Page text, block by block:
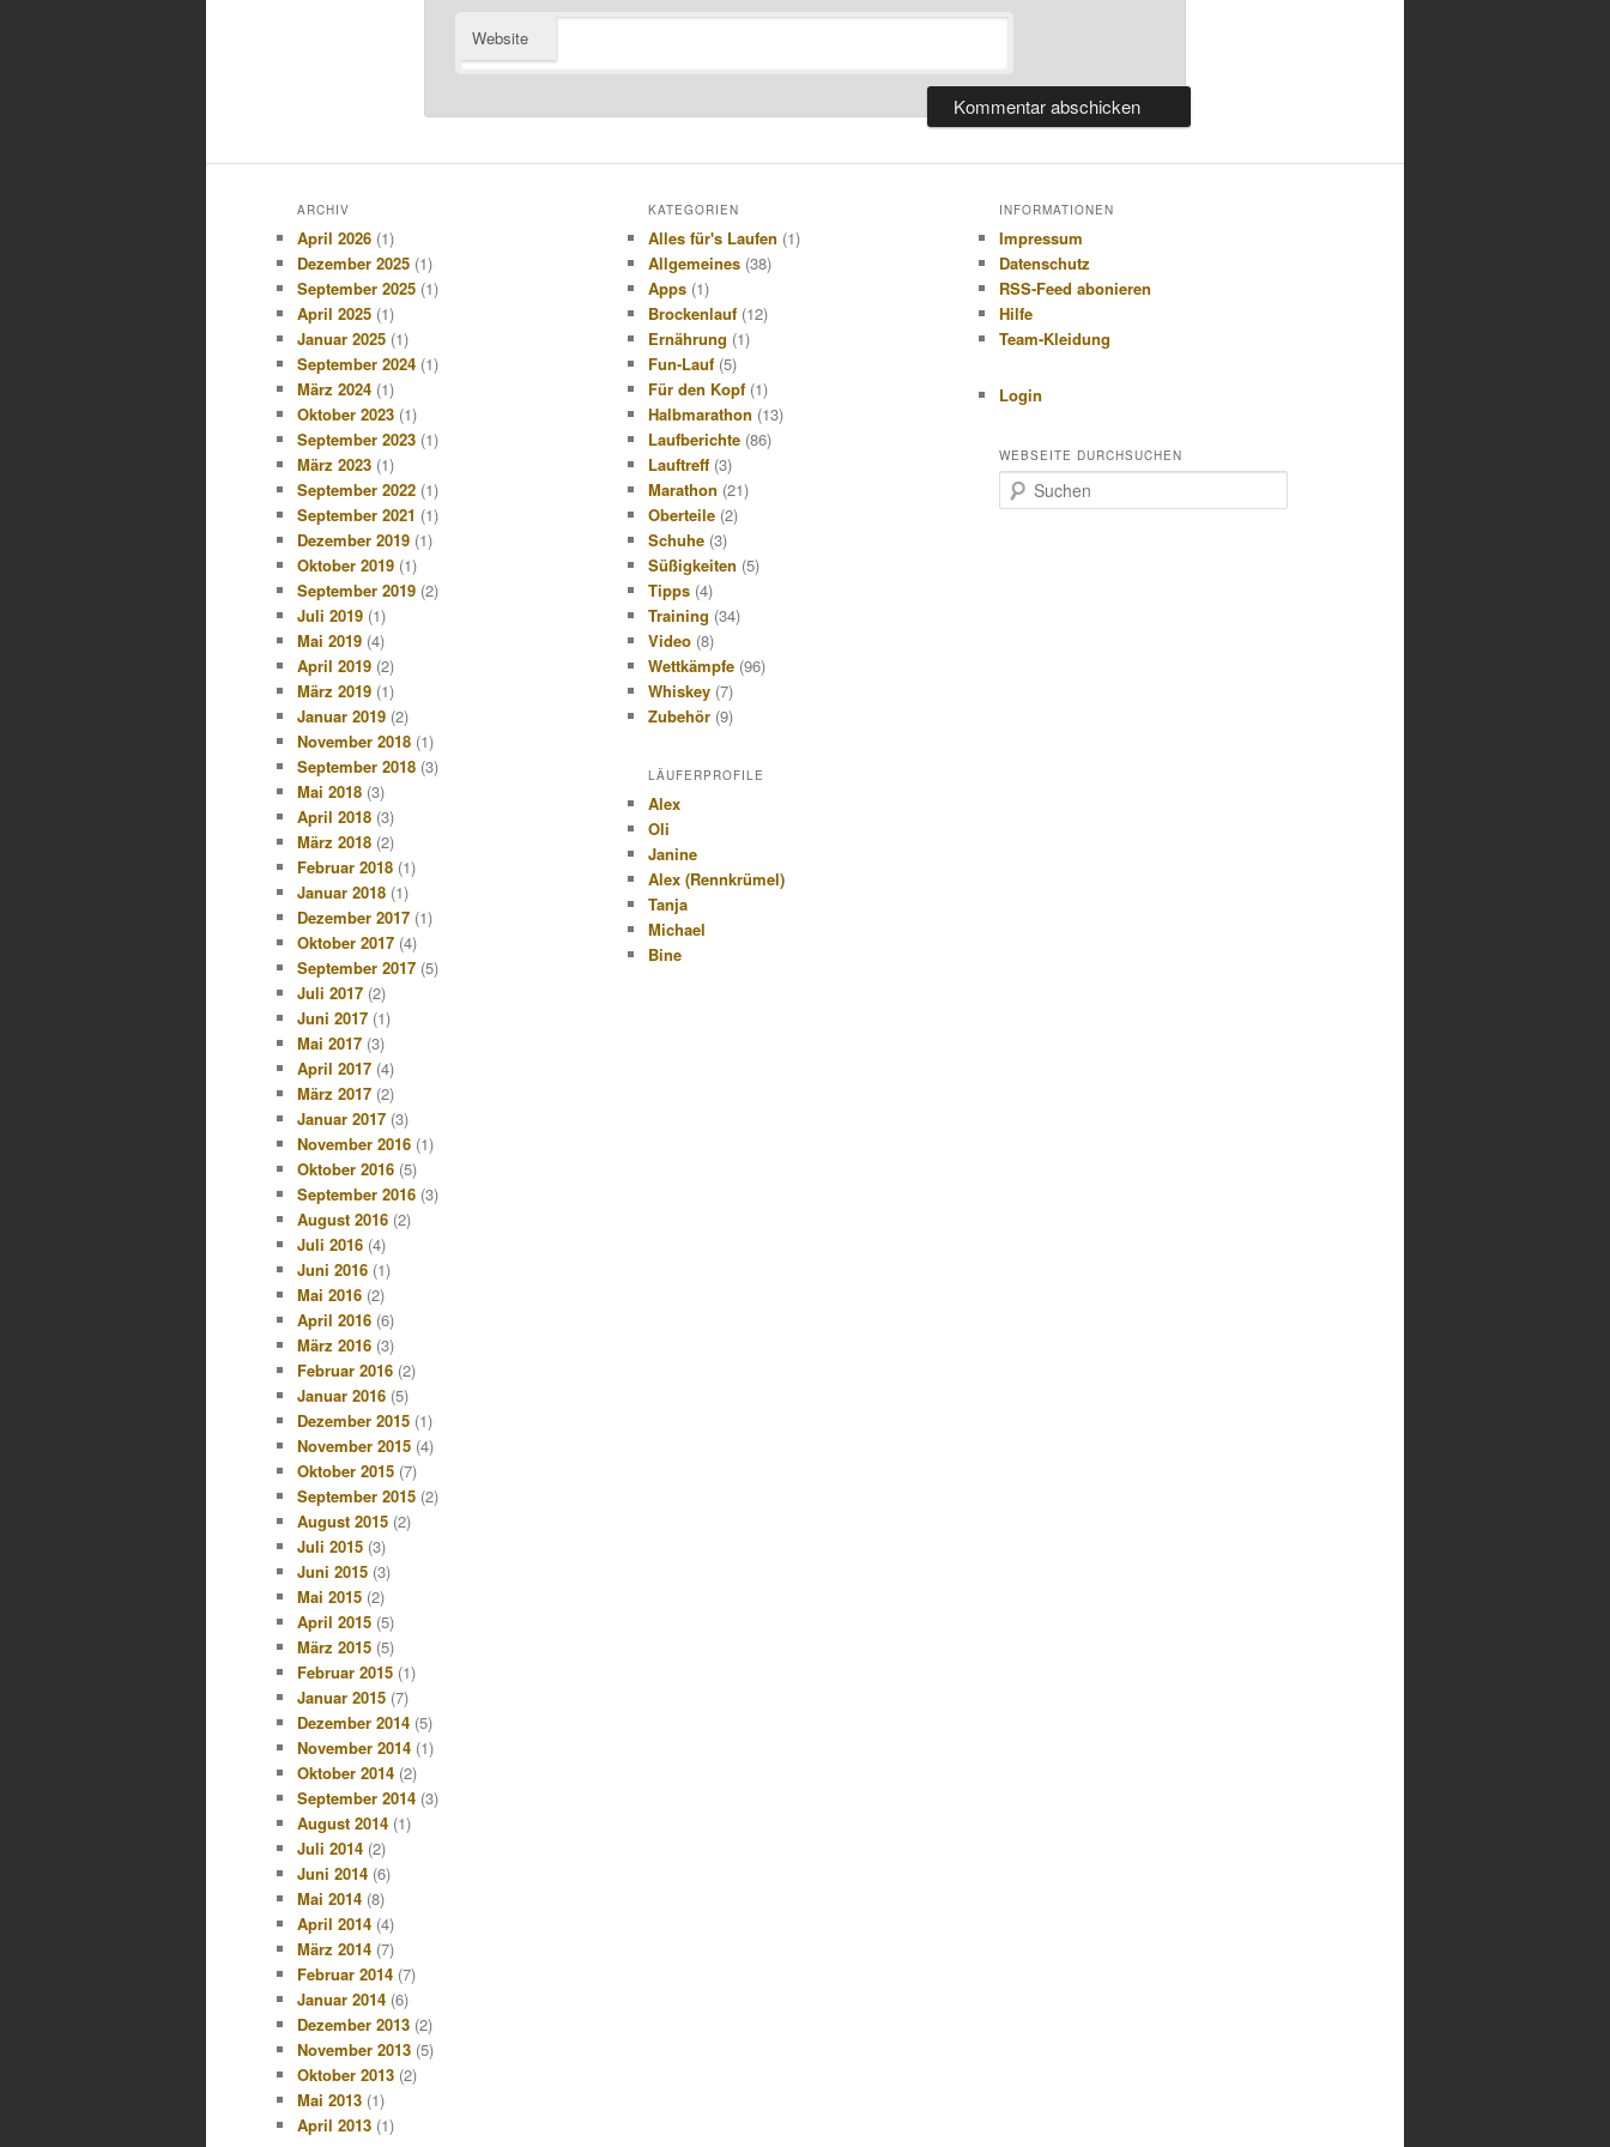
Website
ARCHIV
April 2026 (1)
Dezember 2025 (1)
September 2025 (1)
April 2025 (1)
Januar 2025 (1)
September 2024 (1)
März 2024 (1)
Oktober 2023 (1)
September 2023 (1)
März 2023 (1)
September 2022 (1)
September 2021 (1)
Dezember 2019 (1)
Oktober 2019 (1)
September 2019 (2)
Juli 2019 (1)
Mai 2019 (4)
April 2019 (2)
März 2019 (1)
Januar 2019 (2)
November 2018 (1)
September 2018 (3)
Mai 2018 (3)
April 2018 (3)
März 2018 (2)
Februar 2018 (1)
Januar 2018 (1)
Dezember 2017 (1)
Oktober 2017 (4)
September 2017 (5)
Juli 2017 (2)
Juni 2017 (1)
Mai 2017 (3)
April 2017 (4)
März 2017 (2)
Januar 2017 (3)
November 2016 (1)
Oktober 2016 (5)
September 2016 (3)
August 2016 (2)
Juli 2016 (4)
Juni 2016 (1)
Mai 2016 (2)
April 2016 (6)
März 2016 (3)
Februar 2016 (2)
Januar 2016 (5)
Dezember 2015 (1)
November 2015 (4)
Oktober 2015 (7)
September 2015 (2)
August 2015 (2)
Juli 2015 (3)
Juni 2015 (3)
Mai 2015 (2)
April 2015 (5)
März 2015 (5)
Februar 2015 (1)
Januar 2015 (7)
Dezember 2014 (5)
November 2014 (1)
Oktober 2014 (2)
September 2014 (3)
August 2014 (1)
Juli 2014 (2)
Juni 2014 (6)
Mai 2014 (8)
April 2014 (4)
März 2014 (7)
Februar 2014 (7)
Januar 2014 (6)
Dezember 2013 (2)
November 2013 (5)
Oktober 2013 (2)
Mai 2013 (1)
April 2013 (1)
KATEGORIEN
Alles für's Laufen (1)
Allgemeines(38)
Apps(1)
Brockenlauf(12)
Ernährung (1)
Fun-Lauf(5)
Für den Kopf(1)
Halbmarathon (13)
Laufberichte(86)
Lauftreff(3)
Marathon (21)
Oberteile(2)
Schuhe(3)
Süßigkeiten (5)
Tipps(4)
Training (34)
Video(8)
Wettkämpfe(96)
Whiskey(7)
Zubehör(9)
LÄUFERPROFILE
Alex
Oli
Janine
Alex (Rennkrümel)
Tanja
Michael
Bine
INFORMATIONEN
Impressum
Datenschutz
RSS-Feed abonieren
Hilfe
Team-Kleidung
Login
WEBSEITE DURCHSUCHEN
u